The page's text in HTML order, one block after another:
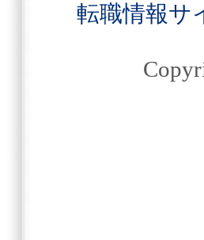
転職情報サ